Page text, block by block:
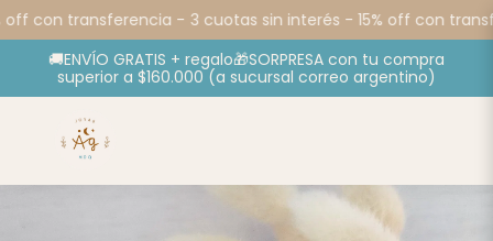
con transferencia - 3 cuotas sin interés - 15% off con
🚚ENVÍO GRATIS + regalo🎁SORPRESA con tu compra
superior a $160.000 (a sucursal correo argentino)